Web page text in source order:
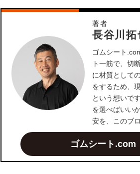
著者
長谷川拓
ゴムシート
ト一筋で、切
に材質として
をするため、
という想いで
を選べばいい
安を、このブ
ゴムシート.com